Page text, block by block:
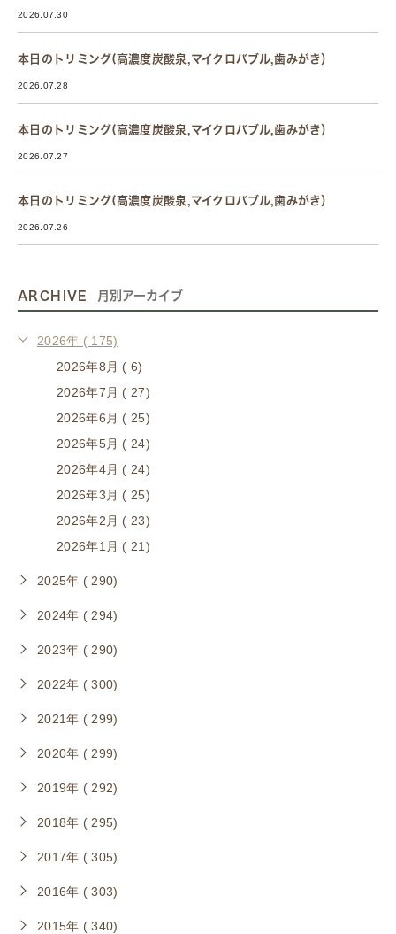
2026.07.30
本日のトリミング(高濃度炭酸泉,マイクロバブル,歯みがき）
2026.07.28
本日のトリミング(高濃度炭酸泉,マイクロバブル,歯みがき）
2026.07.27
本日のトリミング(高濃度炭酸泉,マイクロバブル,歯みがき）
2026.07.26
ARCHIVE 月別アーカイブ
2026年 ( 175)
2026年8月 ( 6)
2026年7月 ( 27)
2026年6月 ( 25)
2026年5月 ( 24)
2026年4月 ( 24)
2026年3月 ( 25)
2026年2月 ( 23)
2026年1月 ( 21)
2025年 ( 290)
2024年 ( 294)
2023年 ( 290)
2022年 ( 300)
2021年 ( 299)
2020年 ( 299)
2019年 ( 292)
2018年 ( 295)
2017年 ( 305)
2016年 ( 303)
2015年 ( 340)